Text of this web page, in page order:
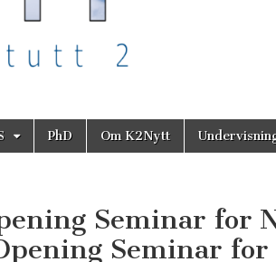
PhD Om K2Nytt
Seminar for
Seminar for